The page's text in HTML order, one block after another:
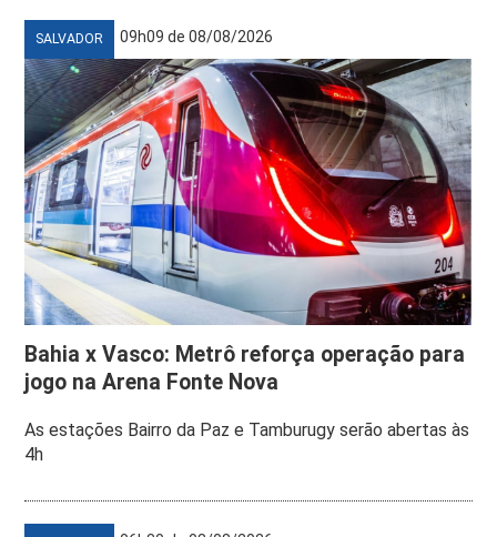
SALVADOR 09h09 de 08/08/2026
Bahia x Vasco: Metrô reforça operação para
jogo na Arena Fonte Nova
As estações Bairro da Paz e Tamburugy serão abertas às
4h